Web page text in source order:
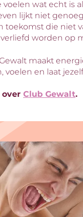
voelen wat echt is
lijkt niet
toekomst die niet
worden op
maakt
voelen en laat
over Club Gewalt.